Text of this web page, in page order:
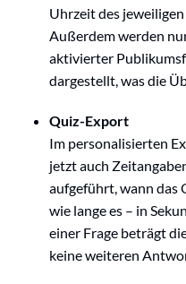
Uhrzeit des
Außerdem werden
aktivierter
dargestellt, was die
Quiz-Export
Im personalisierten
jetzt auch
aufgeführt, wann das
wie lange es – in
einer Frage beträgt
keine weiteren